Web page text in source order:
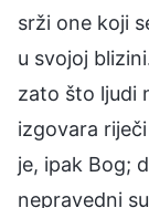
srži one koji
u svojoj
zato što ljudi
izgovara
je, ipak Bog;
nepravedni